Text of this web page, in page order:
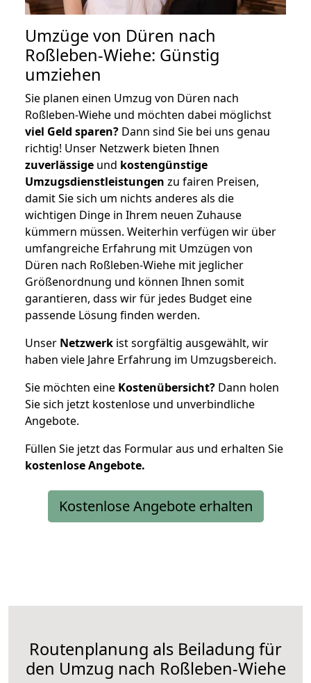
Umzüge von Düren nach
Roßleben-Wiehe: Günstig
umziehen
Sie planen einen Umzug von Düren nach
Roßleben-Wiehe und möchten dabei möglichst
viel Geld sparen? Dann sind Sie bei uns genau
richtig! Unser Netzwerk bieten Ihnen
zuverlässige und kostengünstige
Umzugsdienstleistungen zu fairen Preisen,
damit Sie sich um nichts anderes als die
wichtigen Dinge in Ihrem neuen Zuhause
kümmern müssen. Weiterhin verfügen wir über
umfangreiche Erfahrung mit Umzügen von
Düren nach Roßleben-Wiehe mit jeglicher
Größenordnung und können Ihnen somit
garantieren, dass wir für jedes Budget eine
passende Lösung finden werden.
Unser Netzwerk ist sorgfältig ausgewählt, wir
haben viele Jahre Erfahrung im Umzugsbereich.
Sie möchten eine Kostenübersicht? Dann holen
Sie sich jetzt kostenlose und unverbindliche
Angebote.
Füllen Sie jetzt das Formular aus und erhalten Sie
kostenloseAngebote.
Kostenlose Angebote erhalten
Routenplanung als Beiladung für
den Umzug nach Roßleben-Wiehe